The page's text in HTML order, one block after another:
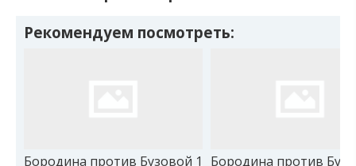
Рекомендуем посмотреть:
Бородина против Бузовой 1
Бородина против